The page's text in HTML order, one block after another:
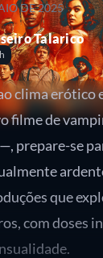
DE 2025
Talarico
clima erótico
filme de
prepare-se
que
com doses